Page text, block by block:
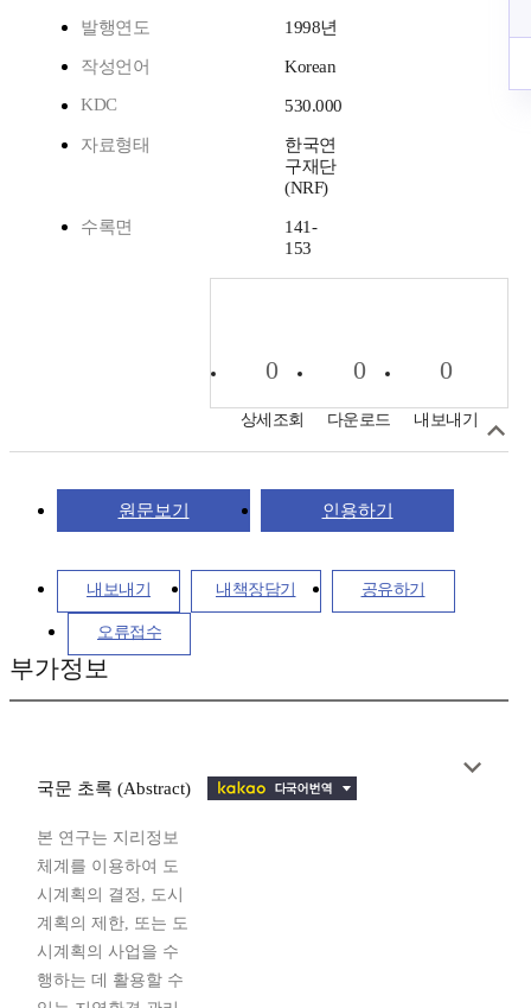
발행연도 1998년
작성언어
Korean
KDC
530.000
자료형태
한국연
구재단
(NRF)
수록면
141-
153
0
상세조회
0
다운로드
0
내보내기
원문보기 인용하기
내보내기 내책장담기 공유하기
오류접수
부가정보
국문 초록 (Abstract)
본 연구는 지리정보
체계를 이용하여 도
시계획의 결정, 도시
계획의 제한, 또는 도
시계획의 사업을 수
행하는 데 활용할 수